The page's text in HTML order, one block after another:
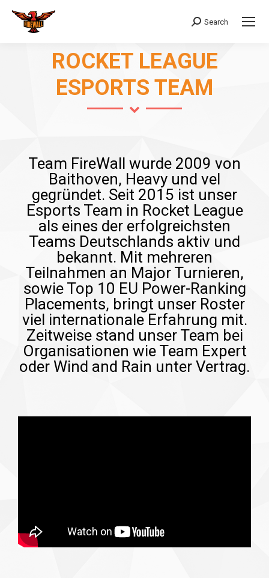
Search:
Search
ROCKET LEAGUE
ESPORTS TEAM
Team FireWall wurde 2009 von
Baithoven, Heavy und vel
gegründet. Seit 2015 ist unser
Esports Team in Rocket League
als eines der erfolgreichsten
Teams Deutschlands aktiv und
bekannt. Mit mehreren
Teilnahmen an Major Turnieren,
sowie Top 10 EU Power-Ranking
Placements, bringt unser Roster
viel internationale Erfahrung mit.
Zeitweise stand unser Team bei
Organisationen wie Team Expert
oder Wind and Rain unter Vertrag.